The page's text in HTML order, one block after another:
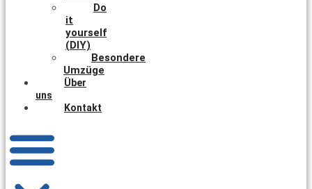
Do
it
yourself
(DIY)
Besondere
Umzüge
Über
uns
Kontakt